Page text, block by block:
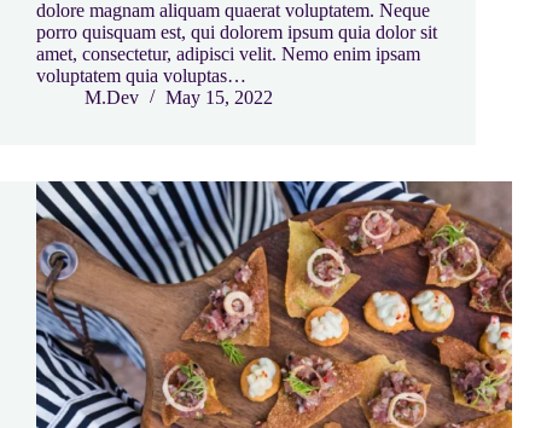
dolore magnam aliquam quaerat voluptatem. Neque
porro quisquam est, qui dolorem ipsum quia dolor sit
amet, consectetur, adipisci velit. Nemo enim ipsam
voluptatem quia voluptas…
M.Dev
May 15, 2022